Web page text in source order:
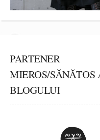
PARTENER
MIEROS/SĂNĂTOS
BLOGULUI